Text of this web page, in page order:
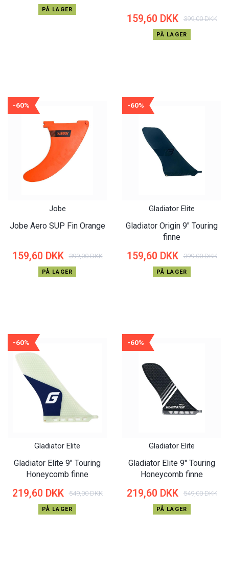
PÅ LAGER
159,60 DKK 399,00 DKK
PÅ LAGER
-60%
Jobe
Jobe Aero SUP Fin Orange
159,60 DKK 399,00 DKK
PÅ LAGER
-60%
Gladiator Elite
Gladiator Origin 9″ Touring
finne
159,60 DKK 399,00 DKK
PÅ LAGER
-60%
Gladiator Elite
Gladiator Elite 9″ Touring
Honeycomb finne
219,60 DKK 549,00 DKK
PÅ LAGER
-60%
Gladiator Elite
Gladiator Elite 9″ Touring
Honeycomb finne
219,60 DKK 549,00 DKK
PÅ LAGER